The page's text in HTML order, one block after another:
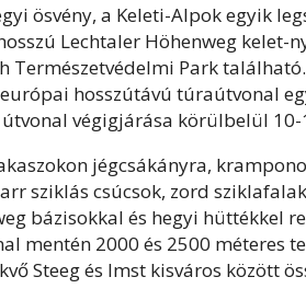
ösvény, a Keleti-Alpok egyik
Lechtaler Höhenweg
Park
hosszútávú túraútvonal
végigjárása körülbelül 10-
jégcsákányra,
sziklás csúcsok, zord
bázisokkal és hegyi hüttékkel
mentén 2000 és 2500 méteres
Steeg és Imst kisváros között